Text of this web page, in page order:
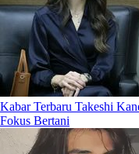
Kabar Terbaru Takeshi
Fokus Bertani